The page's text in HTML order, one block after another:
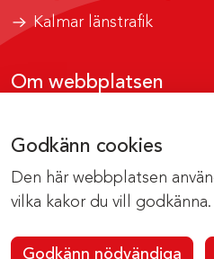
Godkänn cookies
Den här webbplatsen
vilka kakor du vill godkänna.
Godkänn nödvändiga
Kalmar länstrafik
Om webbplatsen
Om cookies
Kontakta